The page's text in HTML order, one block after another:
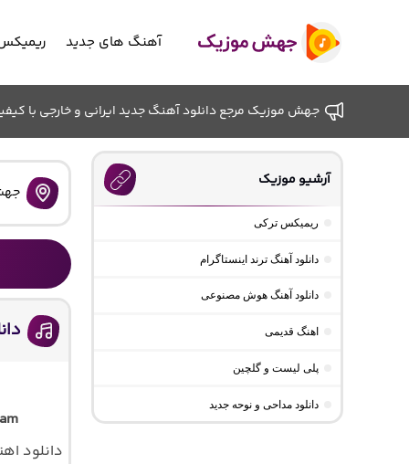
آهنگ های جدید
جهش موزیک مرجع دانلود آهنگ جدید ایرانی و خارجی با
دانلود
آرشیو موزیک
ریمیکس ترکی
دانلود آهنگ ترند اینستاگرام
دانلود آهنگ هوش مصنوعی
اهنگ قدیمی
پلی لیست و گلچین
دانلود مداحی و نوحه جدید